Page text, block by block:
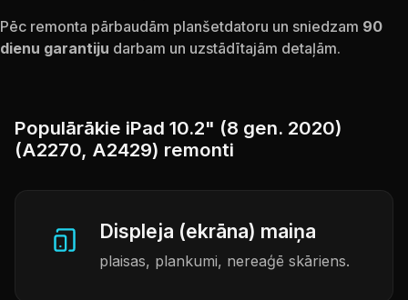
Pēc remonta pārbaudām planšetdatoru un sniedzam 90
dienu garantiju darbam un uzstādītajām detaļām.
Populārākie iPad 10.2" (8 gen. 2020)
(A2270, A2429) remonti
Displeja (ekrāna) maiņa
plaisas, plankumi, nereaģē skāriens.